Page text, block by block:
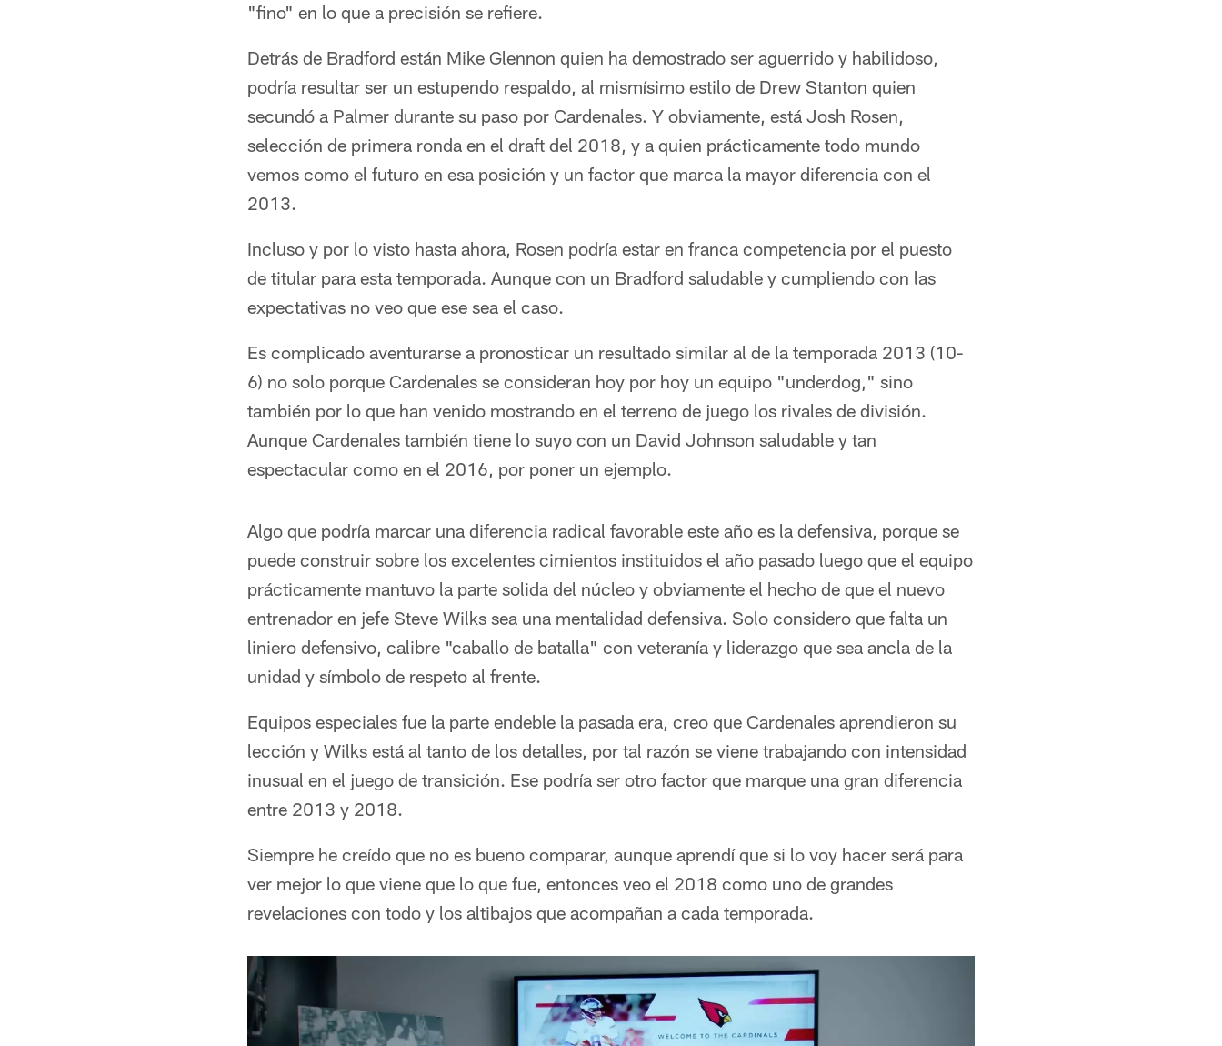
"fino" en lo que a precisión se refiere.
Detrás de Bradford están Mike Glennon quien ha demostrado ser aguerrido y habilidoso,
podría resultar ser un estupendo respaldo, al mismísimo estilo de Drew Stanton quien
secundó a Palmer durante su paso por Cardenales. Y obviamente, está Josh Rosen,
selección de primera ronda en el draft del 2018, y a quien prácticamente todo mundo
vemos como el futuro en esa posición y un factor que marca la mayor diferencia con el
2013.
Incluso y por lo visto hasta ahora, Rosen podría estar en franca competencia por el puesto
de titular para esta temporada. Aunque con un Bradford saludable y cumpliendo con las
expectativas no veo que ese sea el caso.
Es complicado aventurarse a pronosticar un resultado similar al de la temporada 2013 (10-
6) no solo porque Cardenales se consideran hoy por hoy un equipo "underdog," sino
también por lo que han venido mostrando en el terreno de juego los rivales de división.
Aunque Cardenales también tiene lo suyo con un David Johnson saludable y tan
espectacular como en el 2016, por poner un ejemplo.
Algo que podría marcar una diferencia radical favorable este año es la defensiva, porque se
puede construir sobre los excelentes cimientos instituidos el año pasado luego que el equipo
prácticamente mantuvo la parte solida del núcleo y obviamente el hecho de que el nuevo
entrenador en jefe Steve Wilks sea una mentalidad defensiva. Solo considero que falta un
liniero defensivo, calibre "caballo de batalla" con veteranía y liderazgo que sea ancla de la
unidad y símbolo de respeto al frente.
Equipos especiales fue la parte endeble la pasada era, creo que Cardenales aprendieron su
lección y Wilks está al tanto de los detalles, por tal razón se viene trabajando con intensidad
inusual en el juego de transición. Ese podría ser otro factor que marque una gran diferencia
entre 2013 y 2018.
Siempre he creído que no es bueno comparar, aunque aprendí que si lo voy hacer será para
ver mejor lo que viene que lo que fue, entonces veo el 2018 como uno de grandes
revelaciones con todo y los altibajos que acompañan a cada temporada.